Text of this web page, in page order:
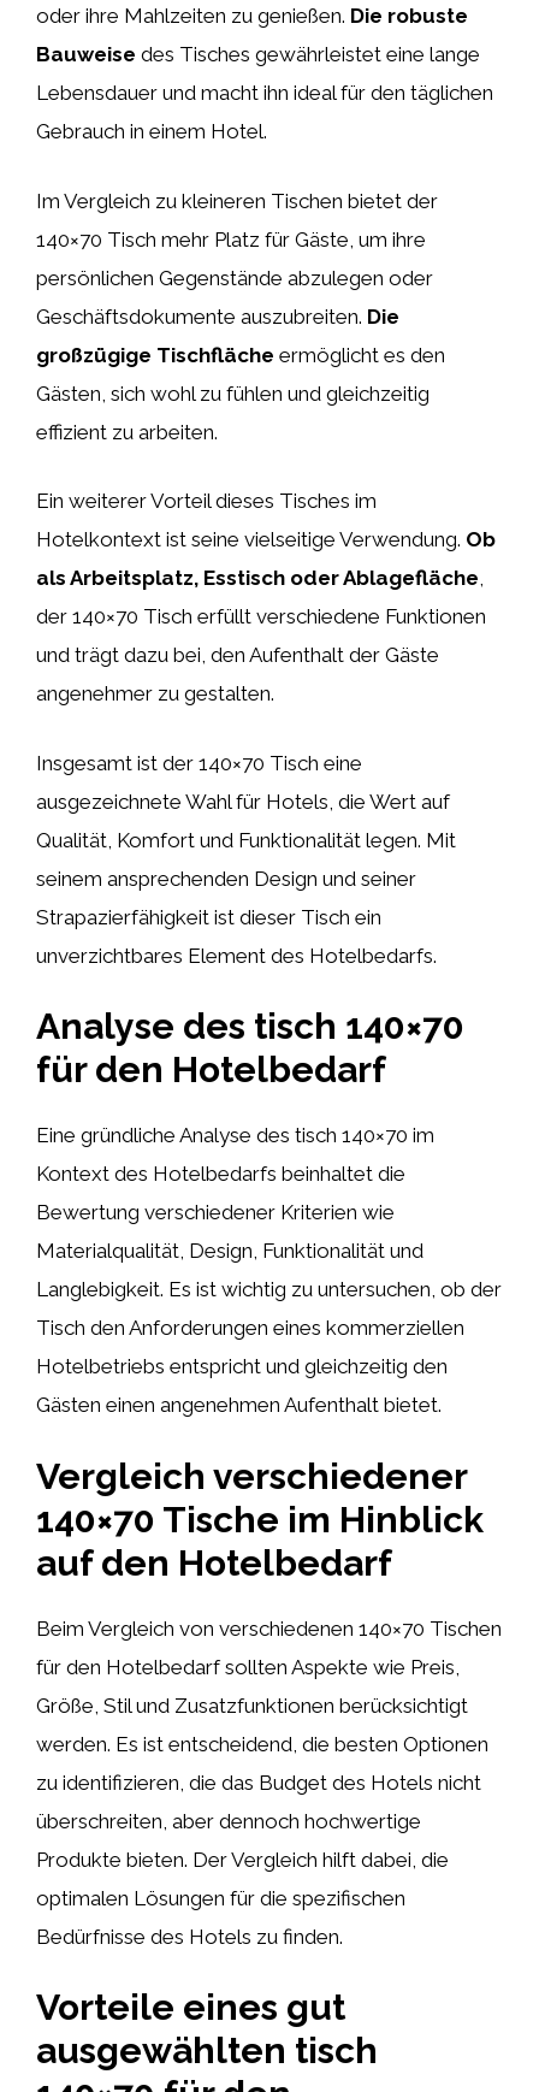
oder ihre Mahlzeiten zu genießen. Die robuste
Bauweise des Tisches gewährleistet eine lange
Lebensdauer und macht ihn ideal für den täglichen
Gebrauch in einem Hotel.
Im Vergleich zu kleineren Tischen bietet der
140×70 Tisch mehr Platz für Gäste, um ihre
persönlichen Gegenstände abzulegen oder
Geschäftsdokumente auszubreiten. Die
großzügige Tischfläche ermöglicht es den
Gästen, sich wohl zu fühlen und gleichzeitig
effizient zu arbeiten.
Ein weiterer Vorteil dieses Tisches im
Hotelkontext ist seine vielseitige Verwendung. Ob
als Arbeitsplatz, Esstisch oder Ablagefläche,
der 140×70 Tisch erfüllt verschiedene Funktionen
und trägt dazu bei, den Aufenthalt der Gäste
angenehmer zu gestalten.
Insgesamt ist der 140×70 Tisch eine
ausgezeichnete Wahl für Hotels, die Wert auf
Qualität, Komfort und Funktionalität legen. Mit
seinem ansprechenden Design und seiner
Strapazierfähigkeit ist dieser Tisch ein
unverzichtbares Element des Hotelbedarfs.
Analyse des tisch 140×70
für den Hotelbedarf
Eine gründliche Analyse des tisch 140×70 im
Kontext des Hotelbedarfs beinhaltet die
Bewertung verschiedener Kriterien wie
Materialqualität, Design, Funktionalität und
Langlebigkeit. Es ist wichtig zu untersuchen, ob der
Tisch den Anforderungen eines kommerziellen
Hotelbetriebs entspricht und gleichzeitig den
Gästen einen angenehmen Aufenthalt bietet.
Vergleich verschiedener
140×70 Tische im Hinblick
auf den Hotelbedarf
Beim Vergleich von verschiedenen 140×70 Tischen
für den Hotelbedarf sollten Aspekte wie Preis,
Größe, Stil und Zusatzfunktionen berücksichtigt
werden. Es ist entscheidend, die besten Optionen
zu identifizieren, die das Budget des Hotels nicht
überschreiten, aber dennoch hochwertige
Produkte bieten. Der Vergleich hilft dabei, die
optimalen Lösungen für die spezifischen
Bedürfnisse des Hotels zu finden.
Vorteile eines gut
ausgewählten tisch